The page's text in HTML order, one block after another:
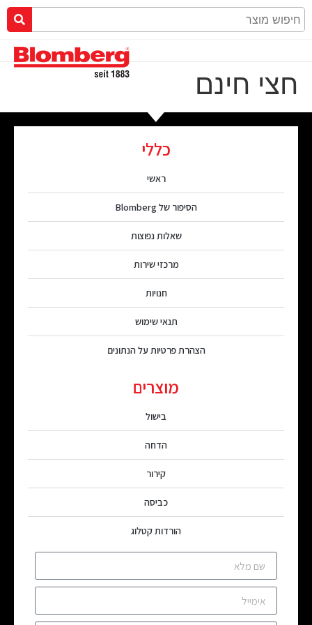
חצי חינם
כללי
ראשי
הסיפור של Blomberg
שאלות נפוצות
מרכזי שירות
חנויות
תנאי שימוש
הצהרת פרטיות על הנתונים
מוצרים
בישול
הדחה
קירור
כביסה
הורדות קטלוג